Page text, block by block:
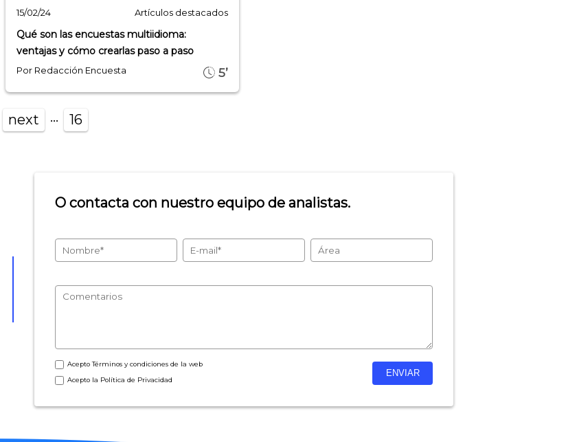
15/02/24 Artículos destacados
Qué son las encuestas multiidioma:
ventajas y cómo crearlas paso a paso
Por Redacción Encuesta 5’
next ... 16
O contacta con nuestro equipo de analistas.
AceptoTérminos y condiciones de la web
Acepto la Política de Privacidad